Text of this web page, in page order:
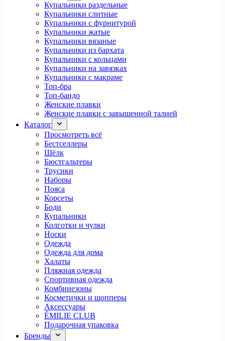
Купальники раздельные
Купальники слитные
Купальники с фурнитурой
Купальники жатые
Купальники вязаные
Купальники из бархата
Купальники с кольцами
Купальники на завязках
Купальники с макраме
Топ-бра
Топ-бандо
Женские плавки
Женские плавки с завышенной талией
Каталог
Просмотреть всё
Бестселлеры
Шёлк
Бюстгальтеры
Трусики
Наборы
Пояса
Корсеты
Боди
Купальники
Колготки и чулки
Носки
Одежда
Одежда для дома
Халаты
Пляжная одежда
Спортивная одежда
Комбинезоны
Косметички и шопперы
Аксессуары
ÉMILIE CLUB
Подарочная упаковка
Бренды